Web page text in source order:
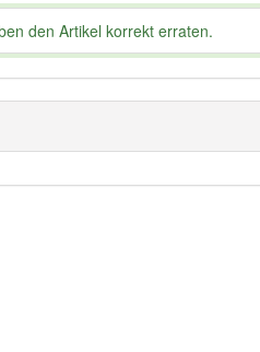
den Artikel korrekt erraten.